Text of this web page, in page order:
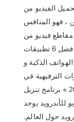
الفيديو من
، فهو المنافس
مقاطع فيديو من
اليوتيوب ، فمن خلاله يمكنك تحميل. أفضل 6 تطبيقات
لتحميل الفيديوهات للاندرويد 2018 الهواتف الذكية و
الترفيهية في
عصرنا الحالي، مع سناب تيوب 2020 » برنامج تنزيل
للأندرويد يوجد
حول العالم.